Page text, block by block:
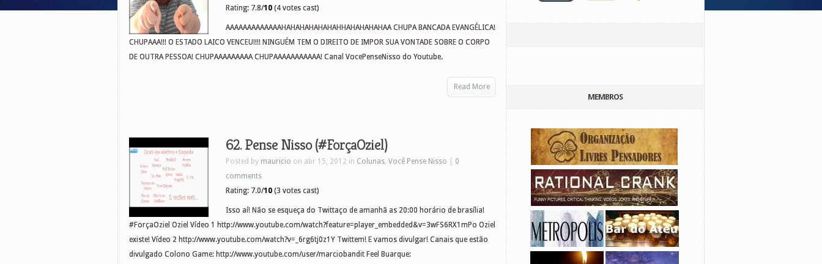
Rating: 7.8/10 (4 votes cast)
AAAAAAAAAAAAAHAHAHAHAHAHAHHAHAHAHAHAA CHUPA BANCADA EVANGÉLICA!
CHUPAAA!!! O ESTADO LAICO VENCEU!!!! NINGUÉM TEM O DIREITO DE IMPOR SUA VONTADE SOBRE O CORPO
DE OUTRA PESSOA! CHUPAAAAAAAAA CHUPAAAAAAAAAAA! Canal VocePenseNisso do Youtube.
Read More
62. Pense Nisso (#ForçaOziel)
Posted by mauricio on abr 15, 2012 in Colunas, Você Pense Nisso
0
comments
Rating: 7.0/10 (3 votes cast)
Isso aí! Não se esqueça do Twittaço de amanhã as 20:00 horário de brasília!
#ForçaOziel Oziel Vídeo 1 http://www.youtube.com/watch?feature=player_embedded&v=3wFS6RX1mPo Oziel
existe! Vídeo 2 http://www.youtube.com/watch?v=_6rg6tj0z1Y Twittem! E vamos divulgar! Canais que estão
divulgado Colono Game: http://www.youtube.com/user/marciobandit Feel Buarque:
MEMBROS